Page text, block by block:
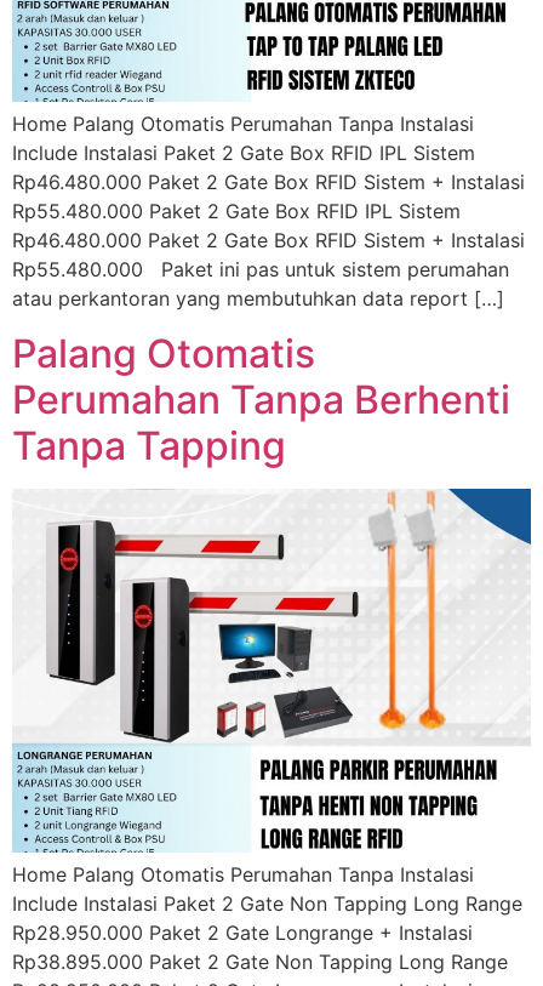
Home Palang Otomatis Perumahan Tanpa Instalasi
Include Instalasi Paket 2 Gate Box RFID IPL Sistem
Rp46.480.000 Paket 2 Gate Box RFID Sistem + Instalasi
Rp55.480.000 Paket 2 Gate Box RFID IPL Sistem
Rp46.480.000 Paket 2 Gate Box RFID Sistem + Instalasi
Rp55.480.000 Paket ini pas untuk sistem perumahan
atau perkantoran yang membutuhkan data report […]
Palang Otomatis
Perumahan Tanpa Berhenti
Tanpa Tapping
Home Palang Otomatis Perumahan Tanpa Instalasi
Include Instalasi Paket 2 Gate Non Tapping Long Range
Rp28.950.000 Paket 2 Gate Longrange + Instalasi
Rp38.895.000 Paket 2 Gate Non Tapping Long Range